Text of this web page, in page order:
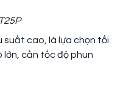
suất cao, là lựa chọn tối
lớn, cần tốc độ phun